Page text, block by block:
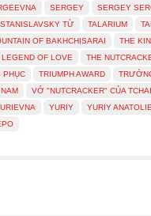
SERGEY
SERGEY
STANISLAVSKY TỪ TALARIUM
OF BAKHCHISARAI
THE
LEGEND OF LOVE
THE
PHỤC TRIUMPH AWARD
VỞ "NUTCRACKER" CỦA
YURIY
YURIY